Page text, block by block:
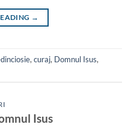
→
, curaj, Domnul Isus,
Isus